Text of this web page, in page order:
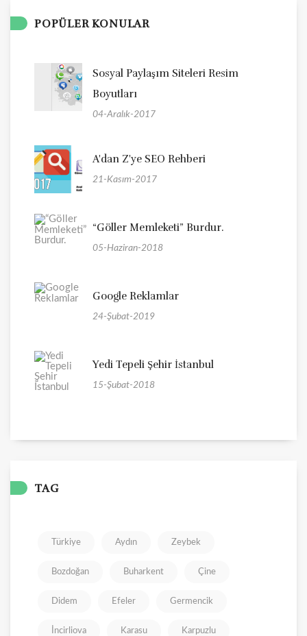
POPÜLER KONULAR
Sosyal Paylaşım Siteleri Resim
Boyutları
04-Aralık-2017
A'dan Z'ye SEO Rehberi
21-Kasım-2017
“Göller Memleketi” Burdur.
05-Haziran-2018
Google Reklamlar
24-Şubat-2019
Yedi Tepeli Şehir İstanbul
15-Şubat-2018
TAG
Türkiye Aydın Zeybek
Bozdoğan Buharkent Çine
Didem Efeler Germencik
İncirliova Karasu Karpuzlu